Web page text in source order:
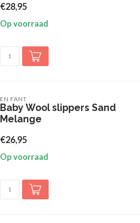
€28,95
Op voorraad
EN FANT
Baby Wool slippers Sand
Melange
€26,95
Op voorraad